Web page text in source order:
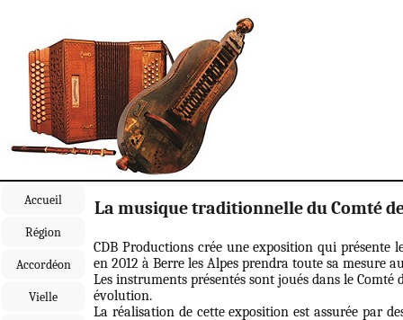
Accueil
Région
Accordéon
Vielle
La musique traditionnelle du Comté
CDB Productions crée une exposition qui présente
en 2012 à Berre les Alpes prendra toute sa mesure
Les instruments présentés sont joués dans le
évolution.
La réalisation de cette exposition est assurée par